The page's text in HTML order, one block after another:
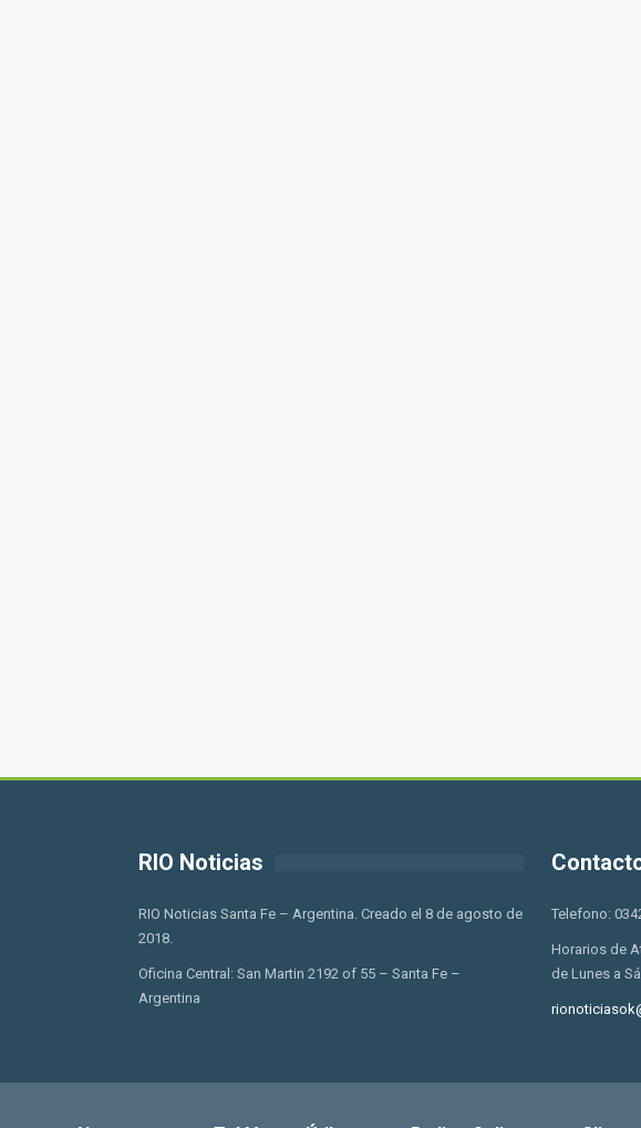
RIO Noticias
RIO Noticias Santa Fe – Argentina. Creado el 8 de agosto de
2018.
Oficina Central: San Martin 2192 of 55 – Santa Fe –
Argentina
Telefono:
Horarios de
de Lunes a